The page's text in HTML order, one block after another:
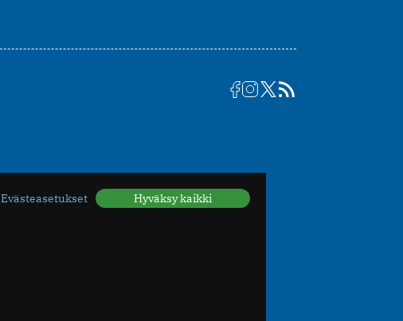
Evästeasetukset Hyväksy kaikki